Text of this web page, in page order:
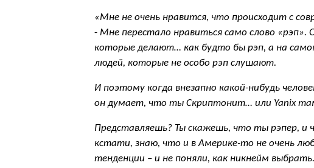
«Мне не очень нравится, что происходит с
-Мне перестало нравиться само слово «рэп».
которые делают… как будто бы рэп, а на
людей, которые не особо рэп слушают.
И поэтому когда внезапно какой-нибудь
он думает, что ты Скриптонит… или Yanix
Представляешь? Ты скажешь, что ты рэпер,
кстати, знаю, что и в Америке-то не очень
тенденции – и не поняли, как никнейм